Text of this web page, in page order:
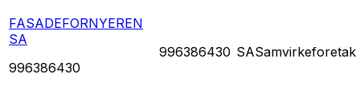
FASADEFORNYEREN
SA
996386430
996386430 SASamvirkeforetak